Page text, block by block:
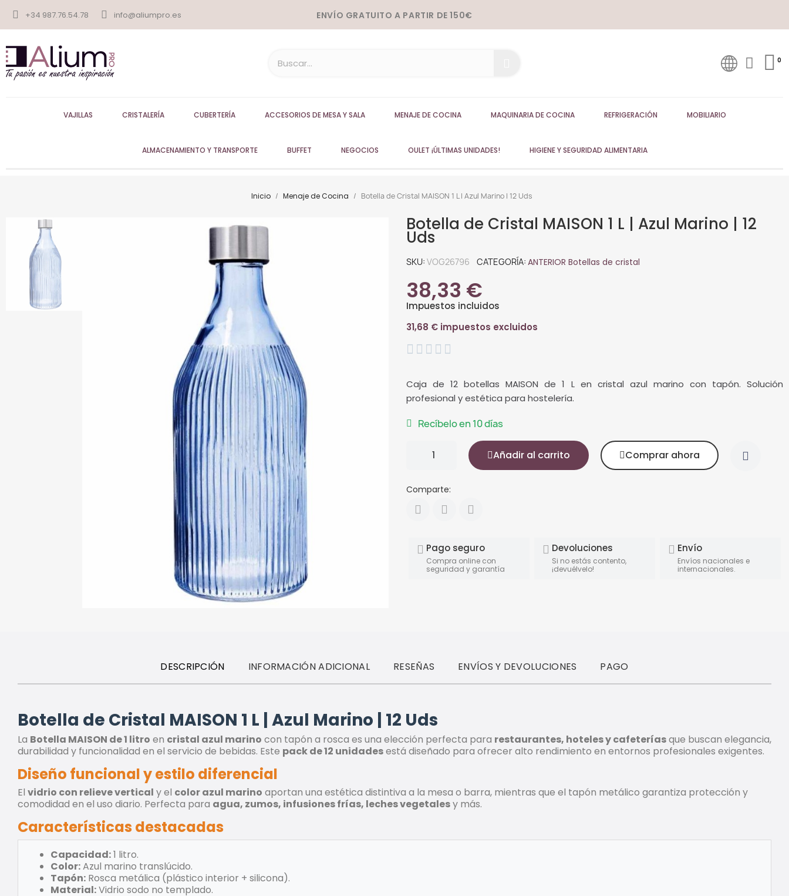
+34 987.76.54.78 info@aliumpro.es ENVÍO GRATUITO A PARTIR DE 150€
VAJILLAS CRISTALERÍA CUBERTERÍA ACCESORIOS DE MESA Y SALA MENAJE DE COCINA MAQUINARIA DE COCINA REFRIGERACIÓN MOBILIARIO
ALMACENAMIENTO Y TRANSPORTE BUFFET NEGOCIOS OULET ¡ÚLTIMAS UNIDADES! HIGIENE Y SEGURIDAD ALIMENTARIA
Inicio Menaje de Cocina Botella de Cristal MAISON 1 L | Azul Marino | 12 Uds
Botella de Cristal MAISON 1 L | Azul Marino | 12
Uds
SKU VOG26796 CATEGORÍA ANTERIOR Botellas de cristal
38,33 €
Impuestos incluidos
31,68 € impuestos excluidos
    
Caja de 12 botellas MAISON de 1 L en cristal azul marino con tapón. Solución
profesional y estética para hostelería.
Recíbelo en 10 días
Añadir al carrito Comprar ahora
Comparte:
Pago seguro
Compra online con
seguridad y garantía
Devoluciones
Si no estás contento,
¡devuélvelo!
Envío
Envíos nacionales e
internacionales.
DESCRIPCIÓN INFORMACIÓN ADICIONAL RESEÑAS ENVÍOS Y DEVOLUCIONES PAGO
Botella de Cristal MAISON 1 L | Azul Marino | 12 Uds
La Botella MAISON de 1 litro en cristal azul marino con tapón a rosca es una elección perfecta para restaurantes, hoteles y cafeteríasque buscan elegancia,
durabilidad y funcionalidad en el servicio de bebidas. Este pack de 12 unidadesestá diseñado para ofrecer alto rendimiento en entornos profesionales exigentes.
Diseño funcional y estilo diferencial
El vidrio con relieve vertical y el color azul marino aportan una estética distintiva a la mesa o barra, mientras que el tapón metálico garantiza protección y
comodidad en el uso diario. Perfecta para agua, zumos, infusiones frías, leches vegetalesy más.
Características destacadas
Capacidad:1 litro.
Color:Azul marino translúcido.
Tapón: Rosca metálica (plástico interior + silicona).
Material:Vidrio sodo no templado.